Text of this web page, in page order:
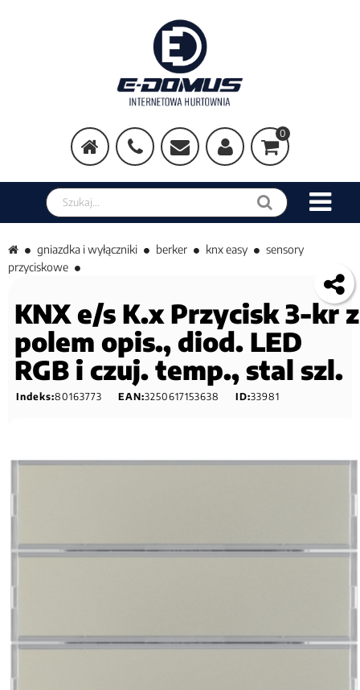
0
Szukaj w sklepie
gniazdka i wyłączniki berker knx easy
sensory
przyciskowe
KNX e/s K.x Przycisk 3-kr z
polem opis., diod. LED
RGB i czuj. temp., stal szl.
Indeks:80163773 EAN:3250617153638 ID:33981